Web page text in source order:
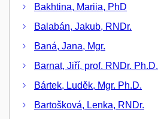
Bakhtina, Mariia, PhD
Balabán, Jakub, RNDr.
Baná, Jana, Mgr.
Barnat, Jiří, prof. RNDr. Ph.D.
Bártek, Luděk, Mgr. Ph.D.
Bartošková, Lenka, RNDr.